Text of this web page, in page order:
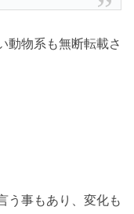
動物系も無断転載さ
う事もあり、変化も